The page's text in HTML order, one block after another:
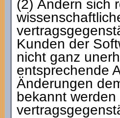
(2) Ändern sich
Kunden der
nicht ganz
entsprechende
Änderungen
bekannt